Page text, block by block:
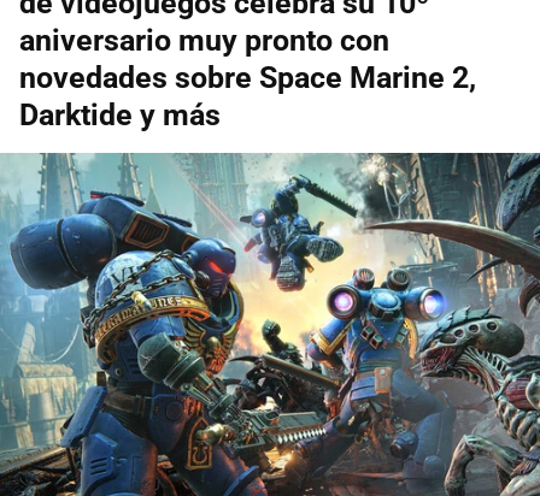
aniversario muy pronto con
novedades sobre Space Marine 2,
Darktide y más